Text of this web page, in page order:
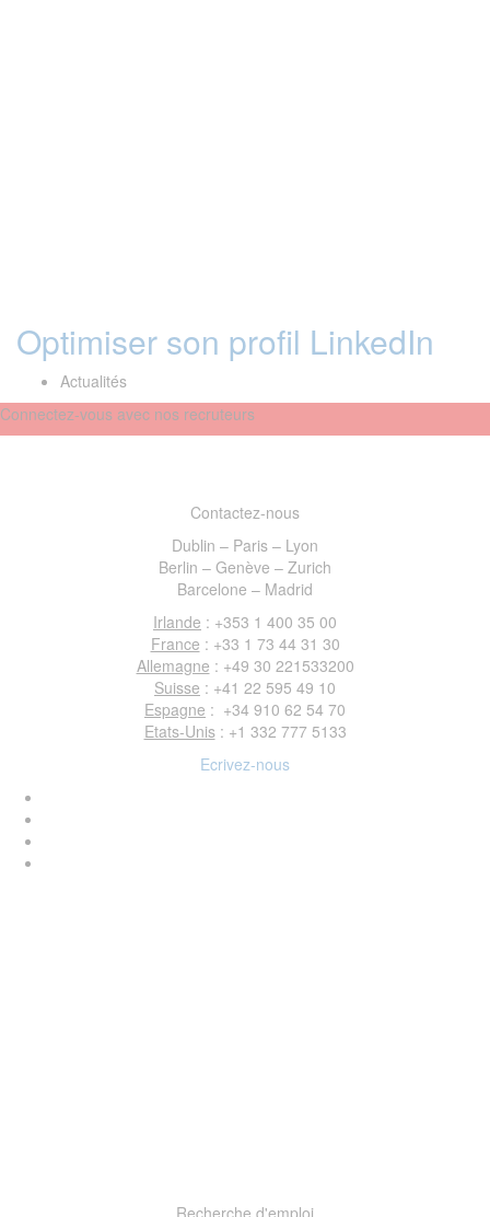
Optimiser son profil LinkedIn
Actualités
Connectez-vous avec nos recruteurs
Contactez-nous
Dublin – Paris – Lyon
Berlin – Genève – Zurich
Barcelone – Madrid
Irlande : +353 1 400 35 00
France : +33 1 73 44 31 30
Allemagne : +49 30 221533200
Suisse : +41 22 595 49 10
Espagne : +34 910 62 54 70
Etats-Unis: +1 332 777 5133
Ecrivez-nous
Recherche d'emploi